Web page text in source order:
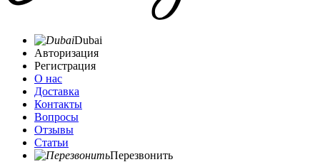
Dubai
Авторизация
Регистрация
О нас
Доставка
Контакты
Вопросы
Отзывы
Статьи
Перезвонить